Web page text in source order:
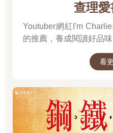
查理
Youtuber網紅I'm
的推薦，養成閱讀好品味
看